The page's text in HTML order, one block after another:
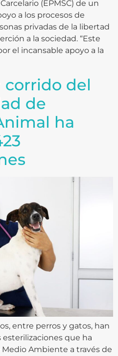
(EPMSC) de un
a los procesos de
privadas de la libertad
a la sociedad. “Este
el incansable apoyo a la
corrido del
de
ha
entre perros y gatos, han
que ha
Medio Ambiente a través de